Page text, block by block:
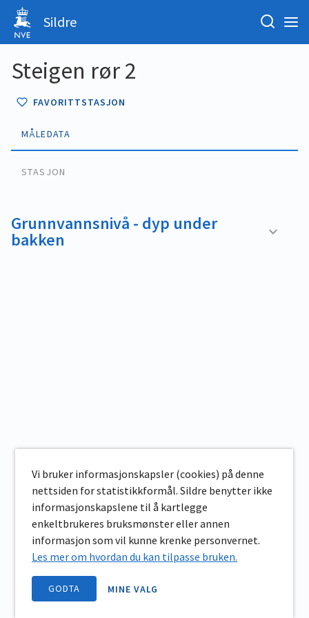
Sildre
Steigen rør 2
FAVORITTSTASJON
MÅLEDATA
STASJON
Grunnvannsnivå - dyp under
bakken
Vi bruker informasjonskapsler (cookies) på denne
nettsiden for statistikkformål. Sildre benytter ikke
informasjonskapslene til å kartlegge
enkeltbrukeres bruksmønster eller annen
informasjon som vil kunne krenke personvernet.
Les mer om hvordan du kan tilpasse bruken.
GODTA MINE VALG